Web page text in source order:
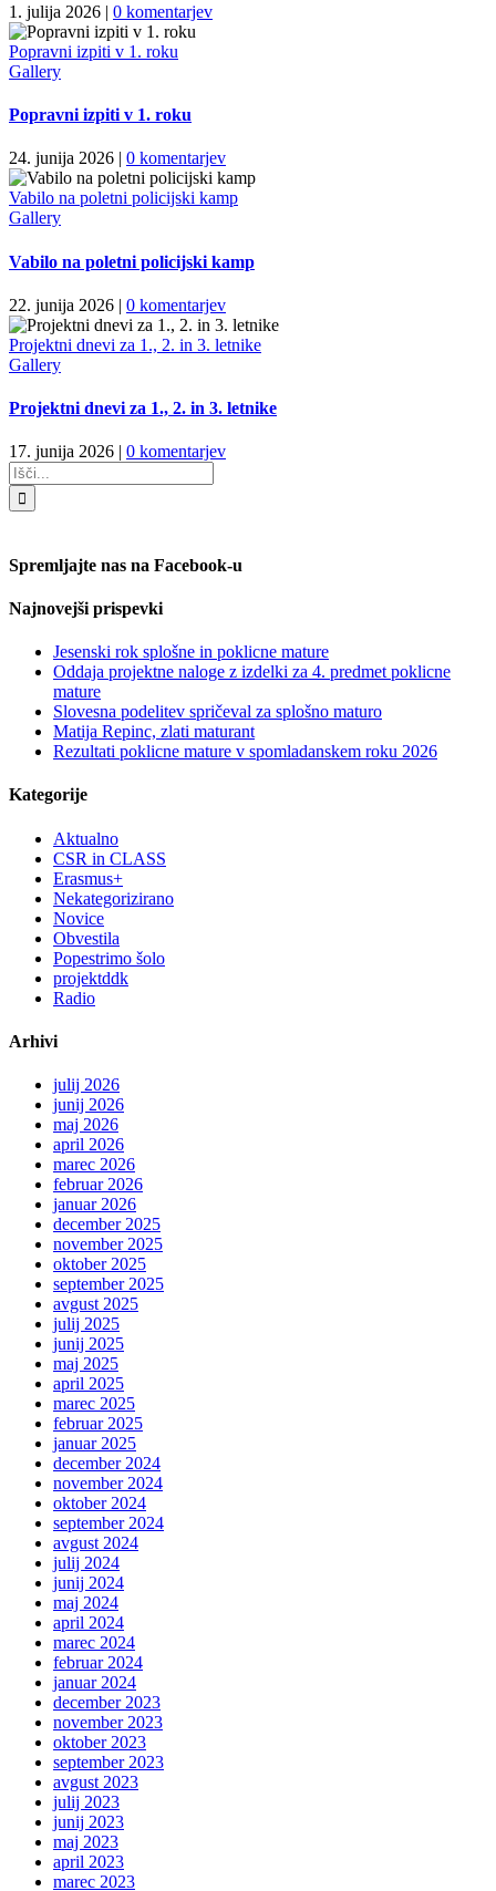
1. julija 2026 | 0 komentarjev
Popravni izpiti v 1. roku
Gallery
Popravni izpiti v 1. roku
24. junija 2026 | 0 komentarjev
Vabilo na poletni policijski kamp
Gallery
Vabilo na poletni policijski kamp
22. junija 2026 | 0 komentarjev
Projektni dnevi za 1., 2. in 3. letnike
Gallery
Projektni dnevi za 1., 2. in 3. letnike
17. junija 2026 | 0 komentarjev
Search
for:
Spremljajte nas na Facebook-u
Najnovejši prispevki
Jesenski rok splošne in poklicne mature
Oddaja projektne naloge z izdelki za 4. predmet poklicne
mature
Slovesna podelitev spričeval za splošno maturo
Matija Repinc, zlati maturant
Rezultati poklicne mature v spomladanskem roku 2026
Kategorije
Aktualno
CSR in CLASS
Erasmus+
Nekategorizirano
Novice
Obvestila
Popestrimo šolo
projektddk
Radio
Arhivi
julij 2026
junij 2026
maj 2026
april 2026
marec 2026
februar 2026
januar 2026
december 2025
november 2025
oktober 2025
september 2025
avgust 2025
julij 2025
junij 2025
maj 2025
april 2025
marec 2025
februar 2025
januar 2025
december 2024
november 2024
oktober 2024
september 2024
avgust 2024
julij 2024
junij 2024
maj 2024
april 2024
marec 2024
februar 2024
januar 2024
december 2023
november 2023
oktober 2023
september 2023
avgust 2023
julij 2023
junij 2023
maj 2023
april 2023
marec 2023